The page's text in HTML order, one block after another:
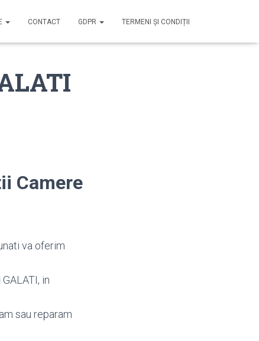
CONTACT GDPR TERMENI ȘI CONDIȚII
Camere
va oferim
in
sau reparam